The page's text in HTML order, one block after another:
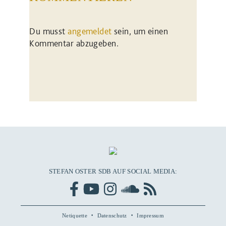
Du musstangemeldet sein, um einen
Kommentar abzugeben.
STEFAN OSTER SDB AUF SOCIAL MEDIA:
Netiquette Datenschutz Impressum